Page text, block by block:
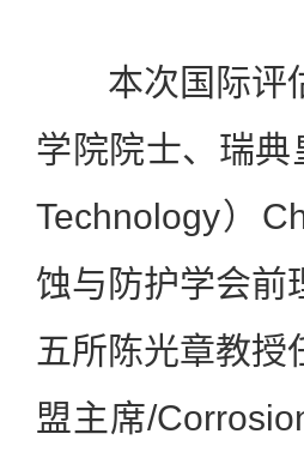
本次国际评估
学院院士、瑞
Technology）
蚀与防护学会前
五所陈光章教授
盟主席/